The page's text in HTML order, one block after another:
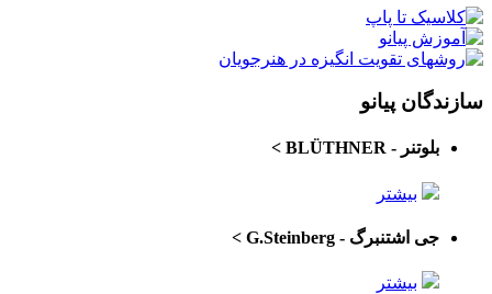
سازندگان پیانو
بلوتنر - BLÜTHNER >
بیشتر
جی اشتنبرگ - G.Steinberg >
بیشتر